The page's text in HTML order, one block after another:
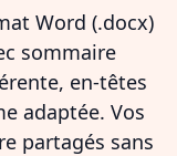
Word (.docx)
sommaire
en-têtes
adaptée. Vos
partagés sans